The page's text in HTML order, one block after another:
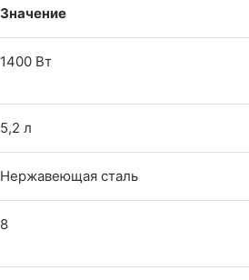
Значение
1400 Вт
5,2 л
Нержавеющая сталь
8